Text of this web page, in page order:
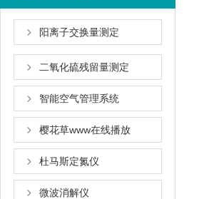
阳离子交换量测定
二氧化硫残留量测定
智能空气管理系统
樱花草www在线播放
杜马斯定氮仪
微波消解仪